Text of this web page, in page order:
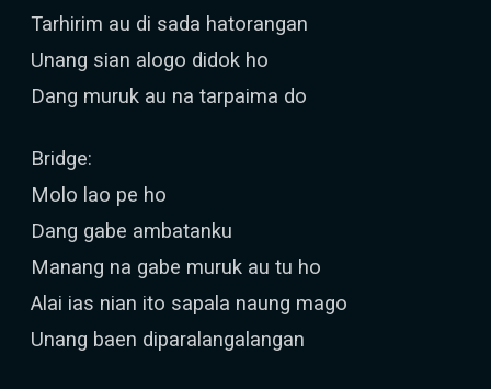
Tarhirim au di sada hatorangan
Unang sian alogo didok ho
Dang muruk au na tarpaima do
Bridge:
Molo lao pe ho
Dang gabe ambatanku
Manang na gabe muruk au tu ho
Alai ias nian ito sapala naung mago
Unang baen diparalangalangan